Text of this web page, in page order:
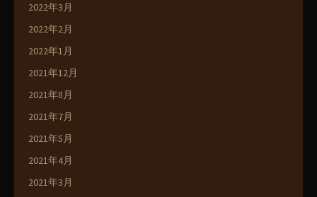
2022年3月
2022年2月
2022年1月
2021年12月
2021年8月
2021年7月
2021年5月
2021年4月
2021年3月